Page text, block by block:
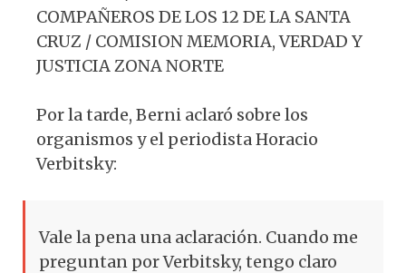
COMPAÑEROS DE LOS 12 DE LA SANTA
CRUZ / COMISION MEMORIA, VERDAD Y
JUSTICIA ZONA NORTE
Por la tarde, Berni aclaró sobre los
organismos y el periodista Horacio
Verbitsky:
Vale la pena una aclaración. Cuando me
preguntan por Verbitsky, tengo claro